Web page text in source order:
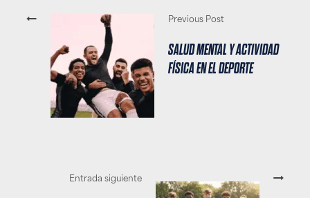
Previous Post
SALUD MENTAL Y ACTIVIDAD
FÍSICA EN EL DEPORTE
Entrada siguiente